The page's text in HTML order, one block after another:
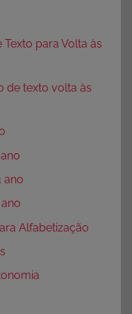
para Volta às
de texto volta às
ano
Alfabetização